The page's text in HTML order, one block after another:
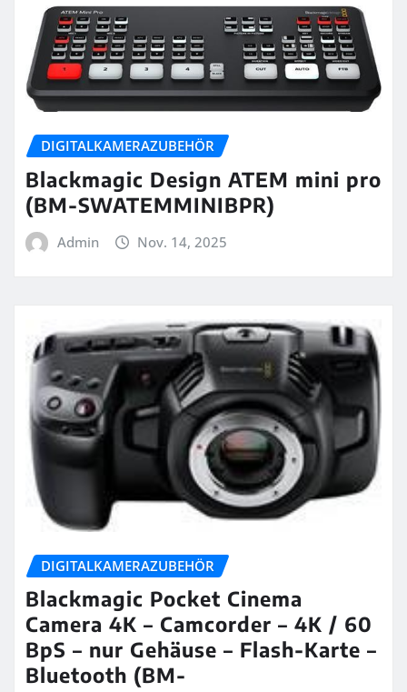
DIGITALKAMERAZUBEHÖR
Blackmagic Design ATEM mini pro
(BM-SWATEMMINIBPR)
Admin Nov. 14, 2025
DIGITALKAMERAZUBEHÖR
Blackmagic Pocket Cinema
Camera 4K – Camcorder – 4K / 60
BpS – nur Gehäuse – Flash-Karte –
Bluetooth (BM-